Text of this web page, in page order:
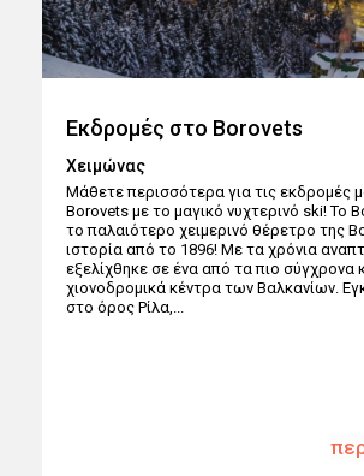
Εκδρομές στο Borovets
Χειμώνας
Μάθετε περισσότερα για τις εκδρομές
Borovets με το μαγικό νυχτερινό ski! Το
το παλαιότερο χειμερινό θέρετρο της
ιστορία από το 1896! Με τα χρόνια
εξελίχθηκε σε ένα από τα πιο σύγχρονα
χιονοδρομικά κέντρα των Βαλκανίων.
στο όρος Ρίλα,...